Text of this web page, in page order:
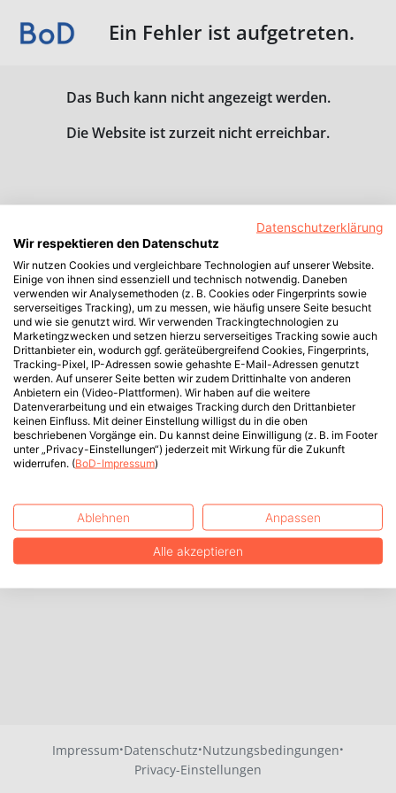
Ein Fehler ist aufgetreten.
Das Buch kann nicht angezeigt werden.
Die Website ist zurzeit nicht erreichbar.
Impressum·Datenschutz·Nutzungsbedingungen·
Privacy-Einstellungen
Datenschutzerklärung
Wir respektieren den Datenschutz
Wir nutzen Cookies und vergleichbare Technologien auf unserer Website.
Einige von ihnen sind essenziell und technisch notwendig. Daneben
verwenden wir Analysemethoden (z. B. Cookies oder Fingerprints sowie
serverseitiges Tracking), um zu messen, wie häufig unsere Seite besucht
und wie sie genutzt wird. Wir verwenden Trackingtechnologien zu
Marketingzwecken und setzen hierzu serverseitiges Tracking sowie auch
Drittanbieter ein, wodurch ggf. geräteübergreifend Cookies, Fingerprints,
Tracking-Pixel, IP-Adressen sowie gehashte E-Mail-Adressen genutzt
werden. Auf unserer Seite betten wir zudem Drittinhalte von anderen
Anbietern ein (Video-Plattformen). Wir haben auf die weitere
Datenverarbeitung und ein etwaiges Tracking durch den Drittanbieter
keinen Einfluss. Mit deiner Einstellung willigst du in die oben
beschriebenen Vorgänge ein. Du kannst deine Einwilligung (z. B. im Footer
unter „Privacy-Einstellungen“) jederzeit mit Wirkung für die Zukunft
widerrufen. (BoD-Impressum)
Ablehnen Anpassen
Alle akzeptieren